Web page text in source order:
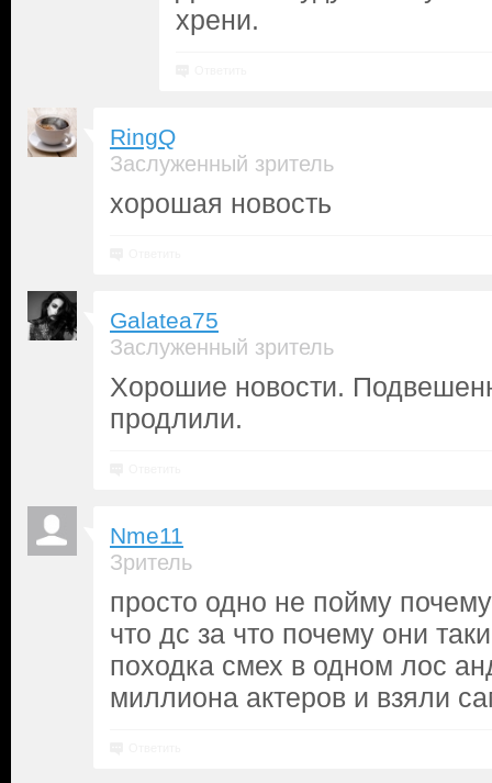
хрени.
RingQ
Заслуженный зритель
хорошая новость
Galatea75
Заслуженный зритель
Хорошие новости.
продлили.
Nme11
Зритель
просто одно не поймy
что дс за что почемy они
походка смех в одном лос
миллиона актеров и взяли